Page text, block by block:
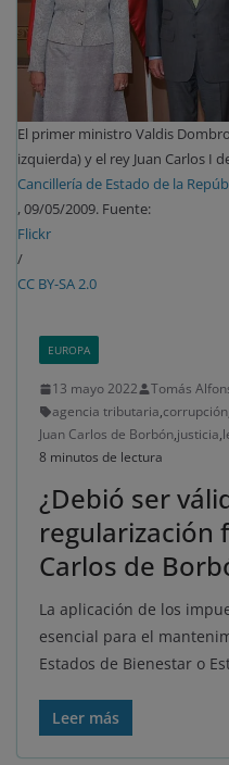
El primer ministro Valdis
izquierda) y el rey Juan Carlos I
Cancillería de Estado de la
, 09/05/2009. Fuente:
Flickr
/
CC BY-SA 2.0
EUROPA
13 mayo 2022
Tomás
agencia tributaria,corrupción
Juan Carlos de Borbón,justicia,
8 minutos de lectura
¿Debió ser
regularización
Carlos de
La aplicación de los
esencial para el
Estados de Bienestar o
Leer más